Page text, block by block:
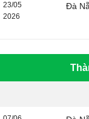
23/05
2026
Đà